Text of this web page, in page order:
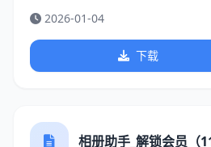
2026-01-04
下载
相册助手_解锁会员（